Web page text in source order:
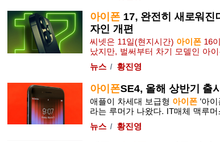
아이폰 17, 완전히 새로워
자인 개편
씨넷은 11일(현지시간) 아이폰16
났지만, 벌써부터 차기 모델인 아
뉴스
황진영
아이폰SE4, 올해 상반기 출
애플이 차세대 보급형 아이폰'아이
라는 루머 가 나왔다. IT매체 맥루머
뉴스
황진영